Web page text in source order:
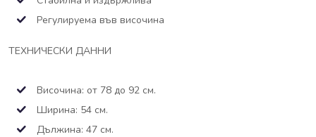
Регулируема във височина
ТЕХНИЧЕСКИ ДАННИ
Височина: от 78 до 92 см.
Ширина: 54 см.
Дължина: 47 см.